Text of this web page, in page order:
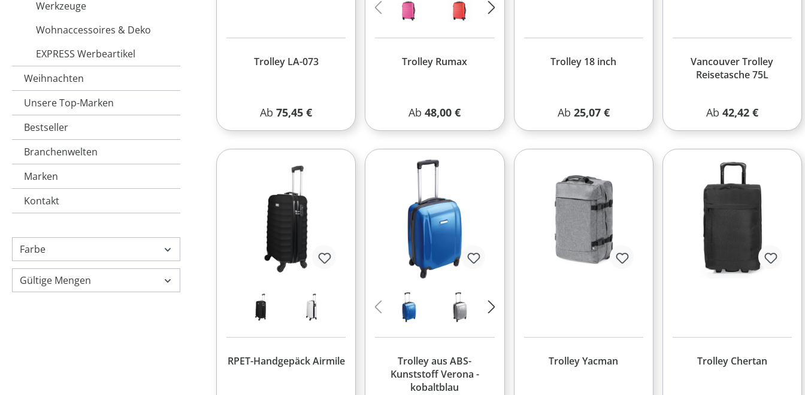
Trolley LA-073
Regulärer Preis:
Ab75,45 €
Trolley Rumax
Regulärer Preis:
Ab48,00 €
Trolley 18 inch
Regulärer Preis:
Ab 25,07 €
Vancouver Trolley
Reisetasche 75L
Regulärer Preis:
Ab 42,42 €
RPET-Handgepäck Airmile
Trolley aus ABS-
Kunststoff Verona -
kobaltblau
Trolley Yacman Trolley Chertan
Werkzeuge
Wohnaccessoires & Deko
EXPRESS Werbeartikel
Weihnachten
Unsere Top-Marken
Bestseller
Branchenwelten
Marken
Kontakt
Farbe
Gültige Mengen